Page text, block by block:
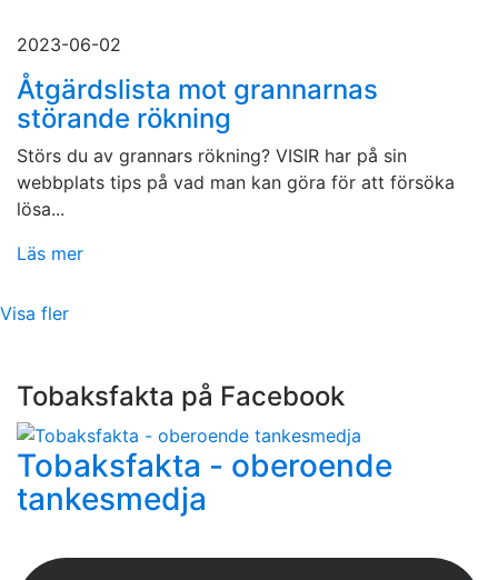
2023-06-02
Åtgärdslista mot grannarnas
störande rökning
Störs du av grannars rökning? VISIR har på sin
webbplats tips på vad man kan göra för att försöka
lösa...
Läs mer
Visa fler
Tobaksfakta på Facebook
Tobaksfakta - oberoende
tankesmedja